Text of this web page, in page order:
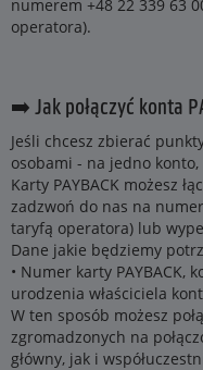
numerem +48 22 339 63
operatora).
➡️ Jak połączyć konta
Jeśli chcesz zbierać
osobami - na jedno
Karty PAYBACK możesz
zadzwoń do nas na
taryfą operatora) lub
Dane jakie będziemy
• Numer karty PAYBACK,
urodzenia właściciela
W ten sposób możesz
zgromadzonych na
główny, jak i